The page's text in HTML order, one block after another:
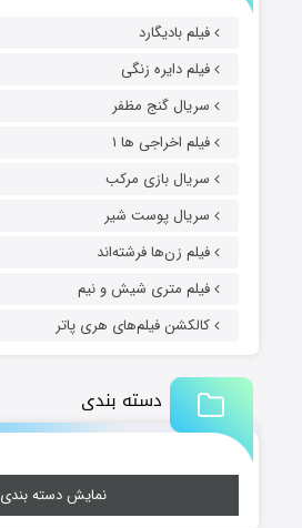
فیلم بادیگارد
فیلم دایره زنگی
سریال گنج مظفر
فیلم اخراجی ها ۱
سریال بازی مرکب
سریال پوست شیر
فیلم زن‌ها فرشته‌اند
فیلم متری شیش و نیم
کالکشن فیلم‌های هری پاتر
دسته بندی
نمایش دسته بندی